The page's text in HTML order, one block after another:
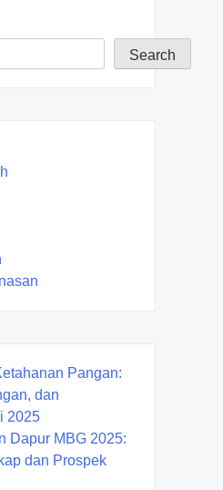
Search
Pangan:
dan
2025
Dapur MBG 2025:
dan Prospek